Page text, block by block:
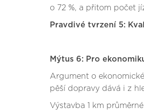
o 72 %, a přitom počet
Pravdivé tvrzení 5:
Mýtus 6: Pro
Argument o
pěší dopravy dává i z
Výstavba 1 km